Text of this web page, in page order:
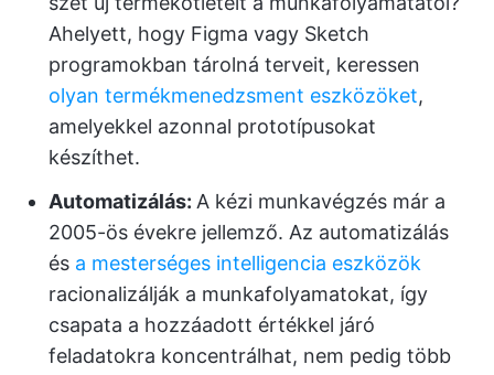
Ahelyett, hogy Figma vagy Sketch
programokban tárolná terveit, keressen
olyan termékmenedzsment eszközöket,
amelyekkel azonnal prototípusokat
készíthet.
Automatizálás: A kézi munkavégzés már a
2005-ös évekre jellemző. Az automatizálás
és a mesterséges intelligencia eszközök
racionalizálják a munkafolyamatokat, így
csapata a hozzáadott értékkel járó
feladatokra koncentrálhat, nem pedig több